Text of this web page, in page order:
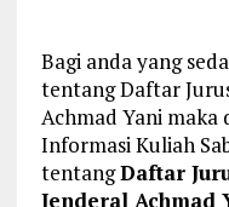
Bagi anda yang
tentang Daftar
Achmad Yani maka
Informasi Kuliah
tentangDaftar
Jenderal Achmad